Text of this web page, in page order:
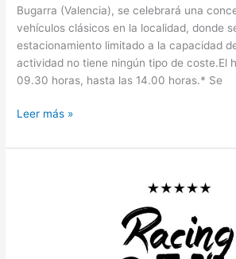
Bugarra (Valencia), se celebrará una
vehículos clásicos en la localidad, donde
estacionamiento limitado a la capacidad
actividad no tiene ningún tipo de coste.El
09.30 horas, hasta las 14.00 horas.* Se
Leer más »